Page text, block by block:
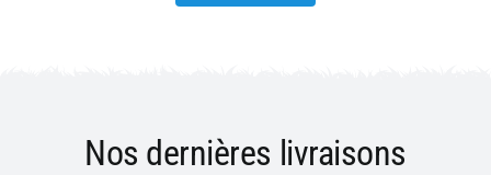
Nos dernières livraisons